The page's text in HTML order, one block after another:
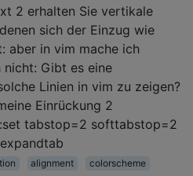
2 erhalten Sie vertikale
sich der Einzug wie
aber in vim mache ich
Gibt es eine
Linien in vim zu zeigen?
Einrückung 2
tabstop=2 softtabstop=2
alignment colorscheme